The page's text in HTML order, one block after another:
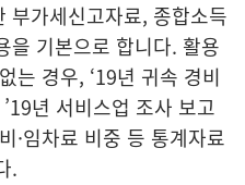
부가세신고자료, 종합소득
을 기본으로 합니다. 활용
는 경우, ‘19년 귀속 경비
년 서비스업 조사 보고
·임차료 비중 등 통계자료
.